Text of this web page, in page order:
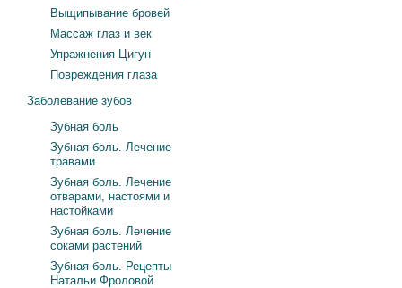
Выщипывание бровей
Массаж глаз и век
Упражнения Цигун
Повреждения глаза
Заболевание зубов
Зубная боль
Зубная боль. Лечение
травами
Зубная боль. Лечение
отварами, настоями и
настойками
Зубная боль. Лечение
соками растений
Зубная боль. Рецепты
Натальи Фроловой